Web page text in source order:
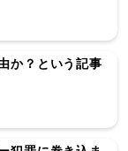
か？という記事